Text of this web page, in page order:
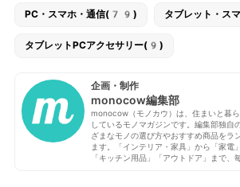
PC・スマホ・通信(79) タブレット・
タブレットPCアクセサリー(9)
企画・制作
monocow編集部
monocow（モノカウ）は、住まいと暮
しているモノマガジンです。編集部独自
ざまなモノの選び方やおすすめ商品をラ
ます。「インテリア・家具」から「家電
「キッチン用品」「アウトドア」まで、